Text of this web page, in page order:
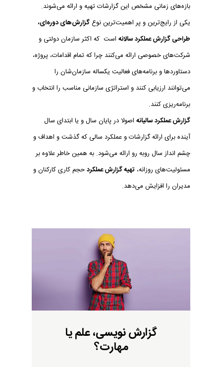
بازه‌های زمانی مشخص این گزارشات تهیه و ارائه می‌شوند.
یکی از رایج‌ترین و پر اهمیت‌ترین نوع گزارش‌های دوره‌ای‌،
طراحی گزارش عملکرد سالانه است که اکثر سازمان دولتی و
شرکت‌های خصوصی ارائه می‌کنند چرا که تمام اقدامات، پروژه،
دستاوردها و برنامه‌های فعالیت یکساله سازمان‌شان را
می‌توانند ارزیابی کنند و استراتژی سازمانی مناسب را انتخاب و
برنامه‌ریزی کنند.
گزارش عملکرد سالیانه اصولا در پایان سال و یا ابتدای سال
آینده برای ارائه گزارشات و عملکرد سالی که گذشت و اهداف و
چشم انداز سال روبه رو ارائه می‌شود. به همین خاطر علاوه بر
مسئولیت‌های روزانه، تهیه گزارش عملکردحجم کاری کارکنان و
مدیران را افزایش می‌دهد.
گزارش نویسی، علم یا
مهارت؟